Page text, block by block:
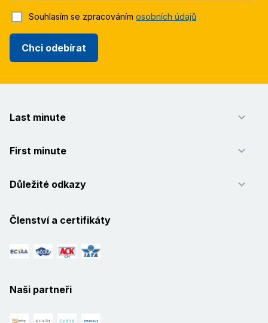
Chci odebírat
Souhlasím se zpracováním osobních údajů
Last minute
First minute
Důležité odkazy
Členství a certifikáty
Naši partneři